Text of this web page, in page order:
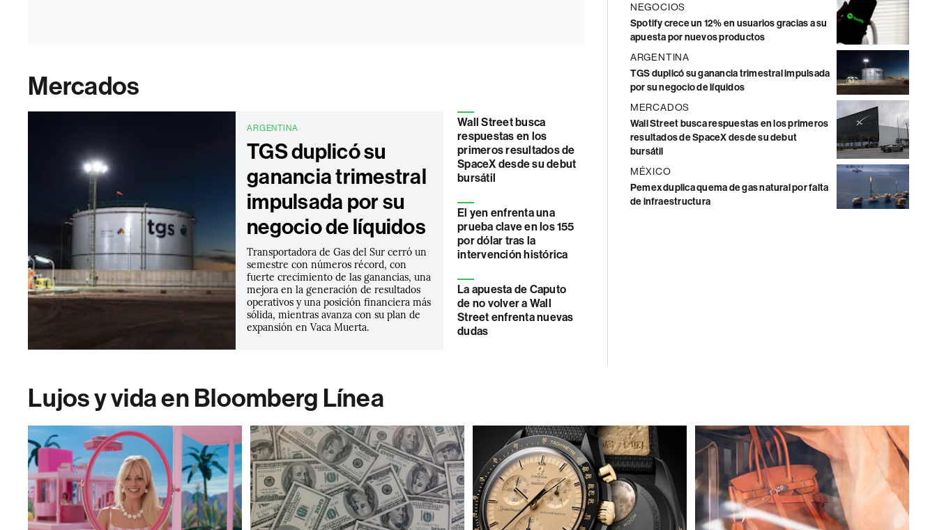
Mercados
ARGENTINA
TGS duplicó su
ganancia trimestral
impulsada por su
negocio de líquidos
Transportadora de Gas del Sur cerró un
semestre con números récord, con
fuerte crecimiento de las ganancias, una
mejora en la generación de resultados
operativos y una posición financiera más
sólida, mientras avanza con su plan de
expansión en Vaca Muerta.
Wall Street busca
respuestas en los
primeros resultados de
SpaceX desde su debut
bursátil
El yen enfrenta una
prueba clave en los 155
por dólar tras la
intervención histórica
La apuesta de Caputo
de no volver a Wall
Street enfrenta nuevas
dudas
NEGOCIOS
Spotify crece un 12% en usuarios gracias a su
apuesta por nuevos productos
ARGENTINA
TGS duplicó su ganancia trimestral impulsada
por su negocio de líquidos
MERCADOS
Wall Street busca respuestas en los primeros
resultados de SpaceX desde su debut
bursátil
MÉXICO
Pemex duplica quema de gas natural por falta
de infraestructura
Lujos y vida en Bloomberg Línea